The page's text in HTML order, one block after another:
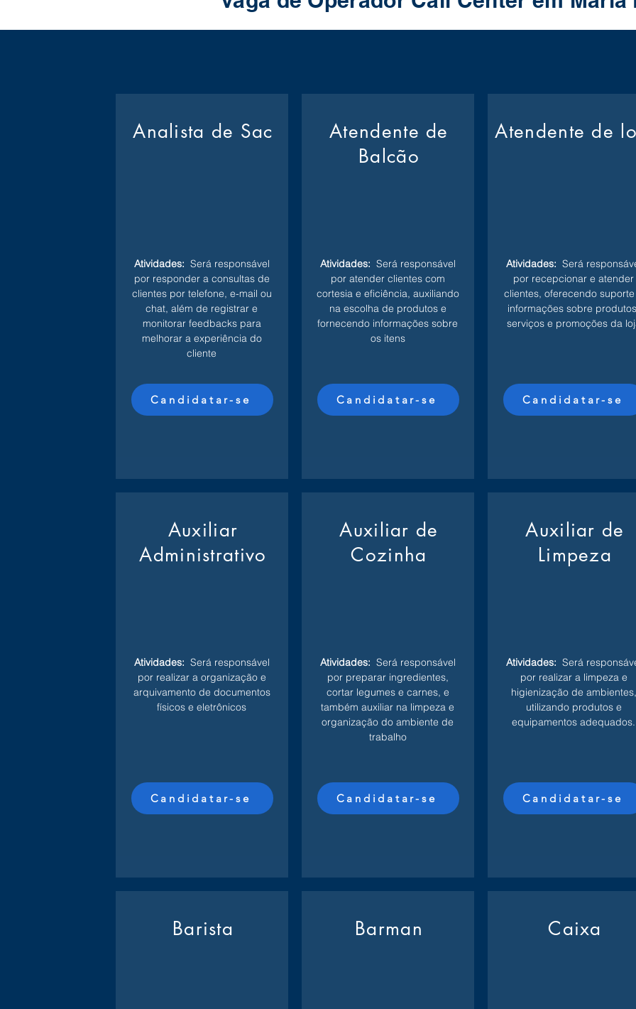
Analista de Sac
Atividades: Será responsável
por responder a consultas de
clientes por telefone, e-mail ou
chat, além de registrar e
monitorar feedbacks para
melhorar a experiência do
cliente
Candidatar-se
Auxiliar
Administrativo
Atividades: Será responsável
por realizar a organização e
arquivamento de documentos
físicos e eletrônicos
Candidatar-se
Barista
Atendente de
Balcão
Atividades: Será responsável
por atender clientes com
cortesia e eficiência, auxiliando
na escolha de produtos e
fornecendo informações sobre
os itens
Candidatar-se
Auxiliar de
Cozinha
Atividades: Será responsável
por preparar ingredientes,
cortar legumes e carnes, e
também auxiliar na limpeza e
organização do ambiente de
trabalho
Candidatar-se
Barman
Atendente de
Atividades: Será
por recepcionar e atender
clientes, oferecendo
informações sobre
serviços e promoções da
Candidatar-se
Auxiliar de
Limpeza
Atividades: Será
por realizar a limpeza e
higienização de ambientes,
utilizando produtos e
equipamentos adequados.
Candidatar-se
Caixa